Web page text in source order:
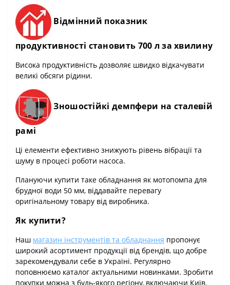
Відмінний показник
продуктивності становить 700 л за хвилину
Висока продуктивність дозволяє швидко відкачувати
великі обсяги рідини.
Зношостійкі демпфери на сталевій
рамі
Ці елементи ефективно знижують рівень вібрації та
шуму в процесі роботи насоса.
Плануючи купити таке обладнання як мотопомпа для
брудної води 50 мм, віддавайте перевагу
оригінальному товару від виробника.
Як купити?
Наш магазин інструментів та обладнання пропонує
широкий асортимент продукції від брендів, що добре
зарекомендували себе в Україні. Регулярно
поповнюємо каталог актуальними новинками. Зробити
покупки можна з будь-якого регіону, включаючи Київ.